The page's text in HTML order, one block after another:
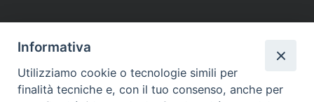
Soprannumerari
VI Domenica di Pasqua
2016: Commento di Mons.
Informativa
Utilizziamo cookie o tecnologie simili per
finalità tecniche e, con il tuo consenso, anche per